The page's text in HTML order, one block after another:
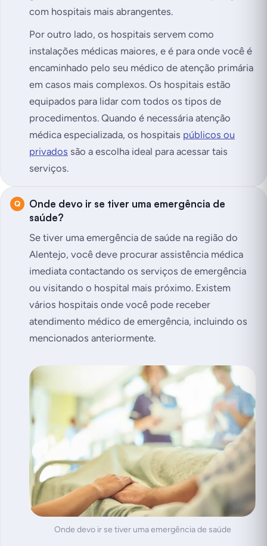
com hospitais mais abrangentes.
Por outro lado, os hospitais servem como
instalações médicas maiores, e é para onde você é
encaminhado pelo seu médico de atenção primária
em casos mais complexos. Os hospitais estão
equipados para lidar com todos os tipos de
procedimentos. Quando é necessária atenção
médica especializada, os hospitais públicos ou
privados são a escolha ideal para acessar tais
serviços.
Onde devo ir se tiver uma emergência de
saúde?
Se tiver uma emergência de saúde na região do
Alentejo, você deve procurar assistência médica
imediata contactando os serviços de emergência
ou visitando o hospital mais próximo. Existem
vários hospitais onde você pode receber
atendimento médico de emergência, incluindo os
mencionados anteriormente.
Onde devo ir se tiver uma emergência de saúde